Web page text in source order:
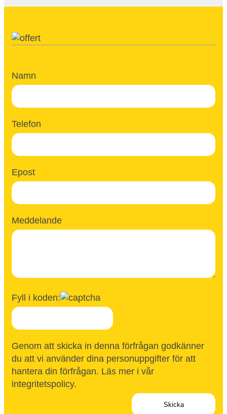
Namn
Telefon
Epost
Meddelande
Fyll i koden:
Genom att skicka in denna förfrågan godkänner
du att vi använder dina personuppgifter för att
hantera din förfrågan. Läs mer i vår
integritetspolicy.